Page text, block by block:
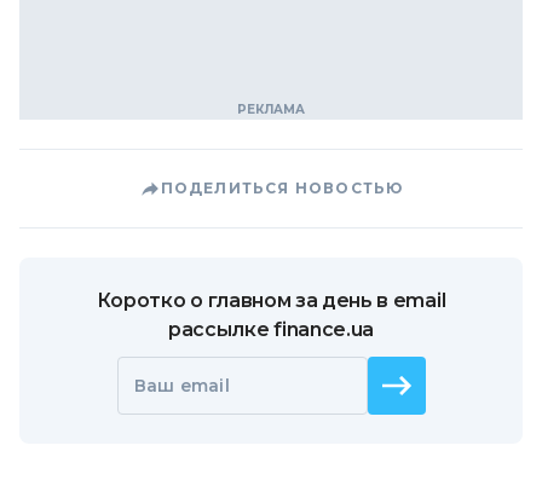
ПОДЕЛИТЬСЯ НОВОСТЬЮ
Коротко о главном за день в email
рассылке finance.ua
Ваш email